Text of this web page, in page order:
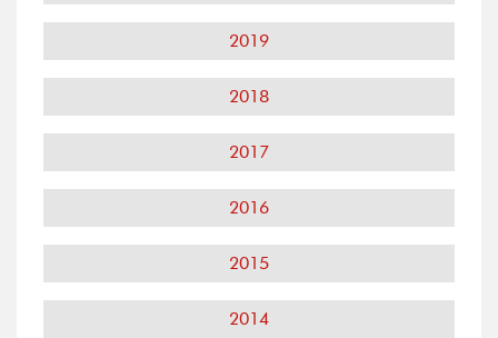
2019
2018
2017
2016
2015
2014